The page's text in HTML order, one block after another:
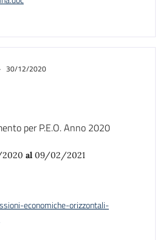
30/12/2020
per P.E.O. Anno 2020
al 09/02/2021
economiche-orizzontali-